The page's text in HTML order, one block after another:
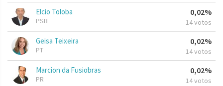
Elcio Toloba
PSB
0,02%
14 votos
Geisa Teixeira
PT
0,02%
14 votos
Marcion da Fusiobras
PR
0,02%
14 votos